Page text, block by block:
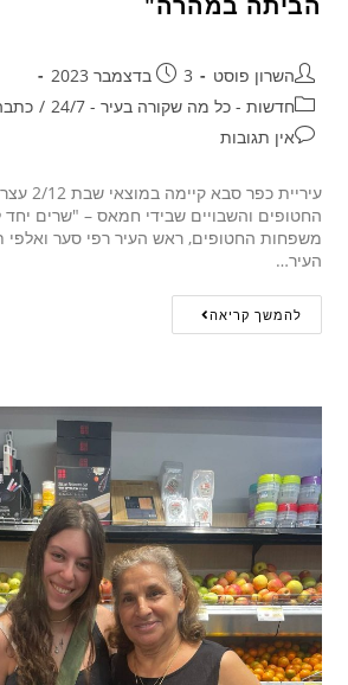
השרון פוסט
3 בדצמבר 2023
חדשות - כל מה שקורה בעיר - 24/7
/
אין תגובות
עיריית
החטופים והשבויים שבידי חמאס – "שרים יחד
משפחות החטופים, ראש העיר רפי סער ואלפי
העיר…
להמשך קריאה